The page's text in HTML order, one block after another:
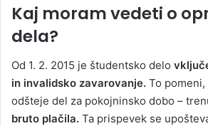
Kaj moram vedeti o
dela?
Od 1. 2. 2015 je študentsko delo
in invalidsko zavarovanje. To
odšteje del za pokojninsko dobo –
bruto plačila. Ta prispevek se